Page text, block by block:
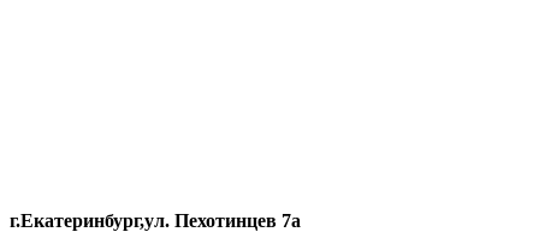
г.Екатеринбург,ул. Пехотинцев 7а